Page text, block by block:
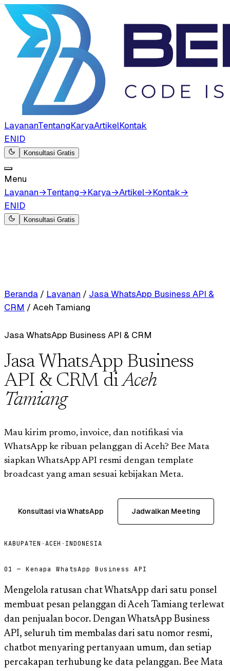
LayananTentangKaryaArtikelKontak
ENID
Konsultasi Gratis
Menu
Layanan→Tentang→Karya→Artikel→Kontak→
ENID
Konsultasi Gratis
Beranda / Layanan / Jasa WhatsApp Business API &
CRM / Aceh Tamiang
Jasa WhatsApp Business API & CRM
Jasa WhatsApp Business
API & CRM diAceh
Tamiang
Mau kirim promo, invoice, dan notifikasi via
WhatsApp ke ribuan pelanggan di Aceh? Bee Mata
siapkan WhatsApp API resmi dengan template
broadcast yang aman sesuai kebijakan Meta.
Konsultasi via WhatsApp Jadwalkan Meeting
KABUPATEN ·ACEH · INDONESIA
01 — Kenapa WhatsApp Business API
Mengelola ratusan chat WhatsApp dari satu ponsel
membuat pesan pelanggan di Aceh Tamiang terlewat
dan penjualan bocor. Dengan WhatsApp Business
API, seluruh tim membalas dari satu nomor resmi,
chatbot menyaring pertanyaan umum, dan setiap
percakapan terhubung ke data pelanggan. Bee Mata